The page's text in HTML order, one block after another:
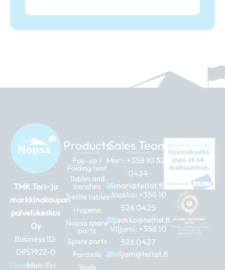
TMK Tori- ja
markkinakaupan
palvelukeskus
Oy
Business ID:
0951922-0
Open:Mon-Fri
Products
Pop-up /
Folding tent
Tables and
benches
Trestle tables
Hygiene
Nopsa spare
parts
Spare parts
Parasols
Walls
Sales Team
Mari: +358 10 526
0424
mari@teltat.fi
Jaakko: +358 10
526 0425
jaakko@teltat.fi
Viljami: +358 10
526 0427
viljam@teltat.fi